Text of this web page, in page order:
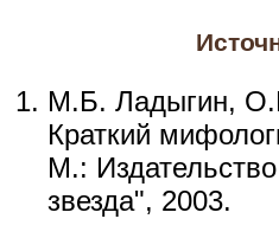
М.Б. Ладыгин,
Краткий
М.:
звезда", 2003.